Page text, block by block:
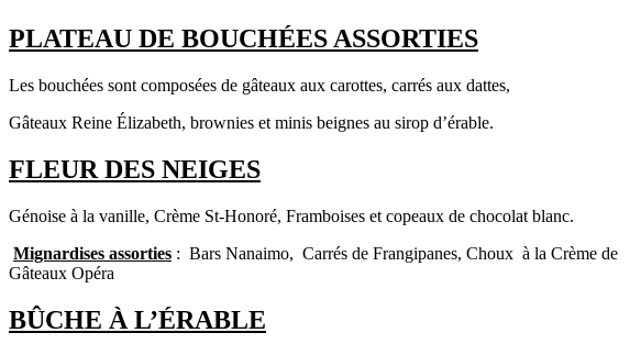
PLATEAU DE BOUCHÉES ASSORTIES
Les bouchées sont composées de gâteaux aux carottes, carrés aux dattes,
Gâteaux Reine Élizabeth, brownies et minis beignes au sirop d’érable.
FLEUR DES NEIGES
Génoise à la vanille, Crème St-Honoré, Framboises et copeaux de chocolat blanc.
Mignardises assorties : Bars Nanaimo, Carrés de Frangipanes, Choux à la Crème de
Gâteaux Opéra
BÛCHE À L’ÉRABLE